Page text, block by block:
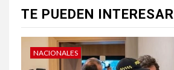
TE PUEDEN INTERESAR
NACIONALES